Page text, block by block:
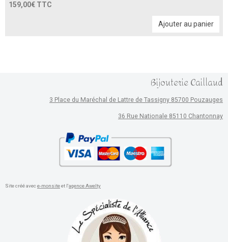
159,00€ TTC
Ajouter au panier
Bijouterie Caillaud
3 Place du Maréchal de Lattre de Tassigny 85700 Pouzauges
36 Rue Nationale 85110 Chantonnay
Site créé avece-monsiteet l'agence Awelty